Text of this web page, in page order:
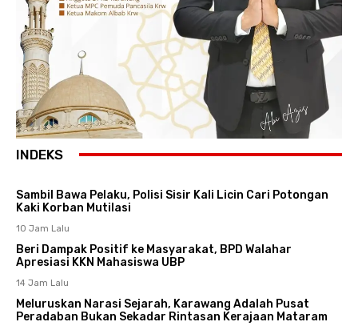
INDEKS
Sambil Bawa Pelaku, Polisi Sisir Kali Licin Cari Potongan
Kaki Korban Mutilasi
10 Jam Lalu
Beri Dampak Positif ke Masyarakat, BPD Walahar
Apresiasi KKN Mahasiswa UBP
14 Jam Lalu
Meluruskan Narasi Sejarah, Karawang Adalah Pusat
Peradaban Bukan Sekadar Rintasan Kerajaan Mataram